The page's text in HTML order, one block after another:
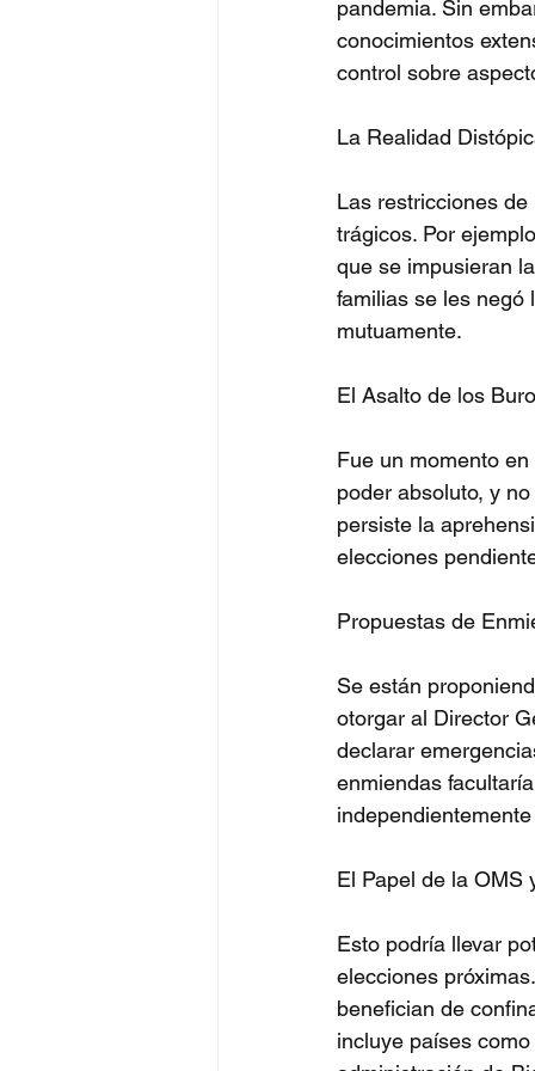
pandemia. Sin
conocimientos
control sobre
La Realidad
Las restricciones
trágicos. Por
que se impusieran
familias se les
mutuamente.
El Asalto de los
Fue un momento
poder absoluto, y
persiste la
elecciones
Propuestas de
Se están
otorgar al Director
declarar
enmiendas
El Papel de la OMS
Esto podría llevar
elecciones
benefician de
incluye países